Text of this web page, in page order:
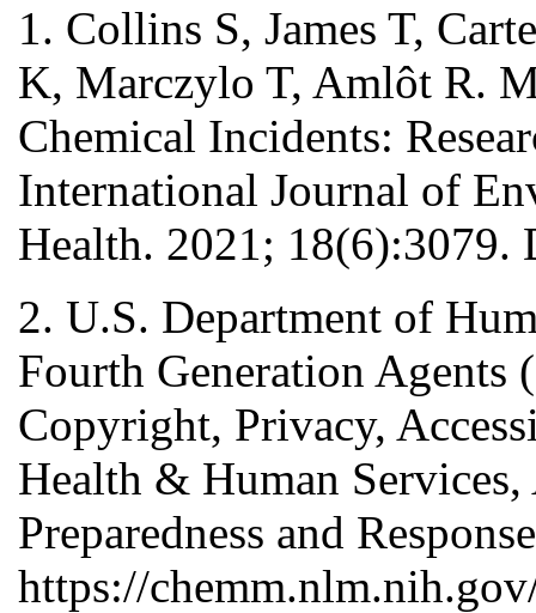
1. Collins S, James T,
K, Marczylo T, Amlôt R.
Chemical Incidents:
International Journal of
Health. 2021;
2. U.S. Department of
Fourth Generation Agents
Copyright, Privacy,
Health & Human
Preparedness and
https://